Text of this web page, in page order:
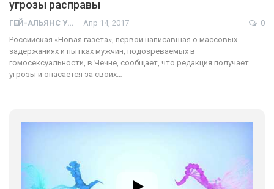
угрозы расправы
ГЕЙ-АЛЬЯНС УКРАИНА Апр 14, 2017
0
Российская «Новая газета», первой написавшая о массовых
задержаниях и пытках мужчин, подозреваемых в
гомосексуальности, в Чечне, сообщает, что редакция получает
угрозы и опасается за своих…